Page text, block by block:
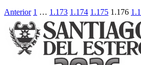
Paginación
de
entradas
Anterior 1 … 1.173 1.174 1.175 1.176